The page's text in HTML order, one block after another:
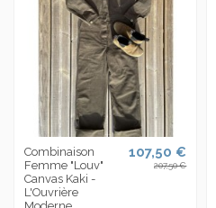
Combinaison
Femme "Louv"
Canvas Kaki -
L'Ouvrière
107,50 €
207,50 €